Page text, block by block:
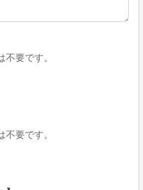
要です。
要です。